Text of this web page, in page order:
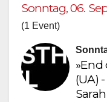
Sonntag, 06.
(1 Event)
»End
(UA)